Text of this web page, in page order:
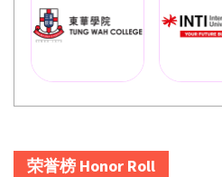
荣誉榜 Honor Roll